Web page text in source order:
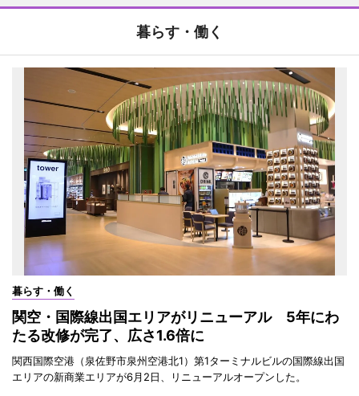
暮らす・働く
暮らす・働く
関空・国際線出国エリアがリニューアル 5年にわ
たる改修が完了、広さ1.6倍に
関西国際空港（泉佐野市泉州空港北1）第1ターミナルビルの国際線出国
エリアの新商業エリアが6月2日、リニューアルオープンした。